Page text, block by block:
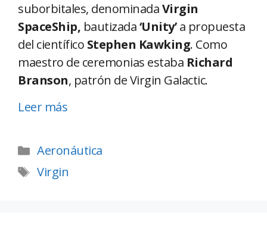
suborbitales, denominadaVirgin
SpaceShip, bautizada‘Unity’a propuesta
del científico Stephen Kawking. Como
maestro de ceremonias estaba Richard
Branson, patrón de Virgin Galactic.
Leer más
Aeronáutica
Virgin